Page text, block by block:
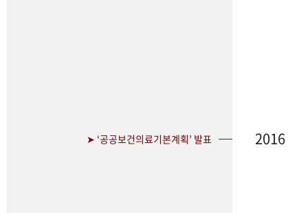
➤ ‘공공보건의료기본계획’ 발표 2016